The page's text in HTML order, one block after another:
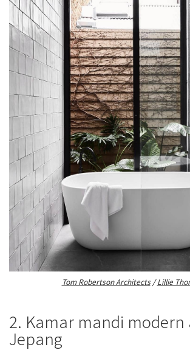
Tom Robertson Architects/Lillie
2. Kamar mandi modern
Jepang